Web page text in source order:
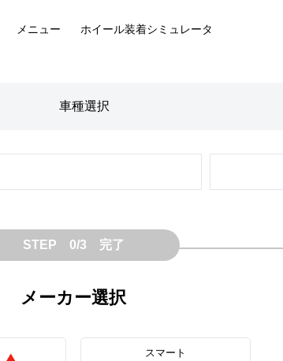
メニュー ホイール装着シミュレータ
車種選択
STEP 0/3 完了
メーカー選択
スマート